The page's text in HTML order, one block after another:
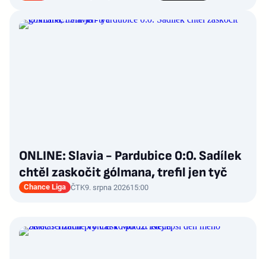
ONLINE: Slavia - Pardubice 0:0. Sadílek
chtěl zaskočit gólmana, trefil jen tyč
Chance Liga ČTK9. srpna 202615:00